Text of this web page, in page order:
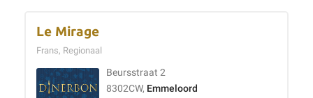
Le Mirage
Frans, Regionaal
Beursstraat 2
8302CW, Emmeloord